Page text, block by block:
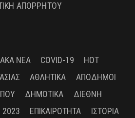
ΑΠΟΡΡΗΤΟΥ
ΝΈΑ COVID-19
HOT
ΑΘΛΗΤΙΚΆ
ΑΠΌΔΗΜΟΙ
ΔΗΜΟΤΙΚΆ
ΔΙΕΘΝΉ
2023 ΕΠΙΚΑΙΡΌΤΗΤΑ
ΙΣΤΟΡΊΑ